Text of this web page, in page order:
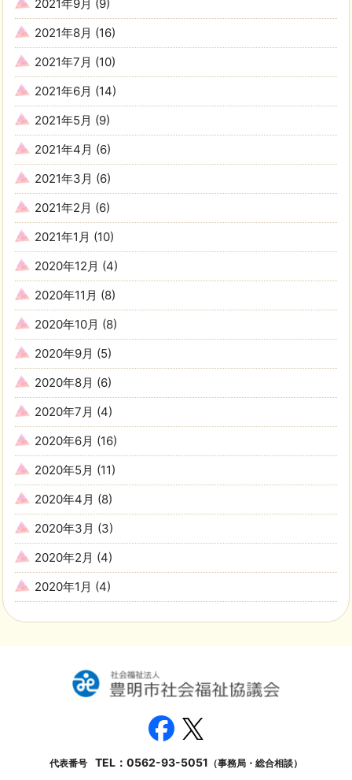
2021年9月 (9)
2021年8月 (16)
2021年7月 (10)
2021年6月 (14)
2021年5月 (9)
2021年4月 (6)
2021年3月 (6)
2021年2月 (6)
2021年1月 (10)
2020年12月 (4)
2020年11月 (8)
2020年10月 (8)
2020年9月 (5)
2020年8月 (6)
2020年7月 (4)
2020年6月 (16)
2020年5月 (11)
2020年4月 (8)
2020年3月 (3)
2020年2月 (4)
2020年1月 (4)
代表番号 TEL： 0562-93-5051 （事務局・総合相談）